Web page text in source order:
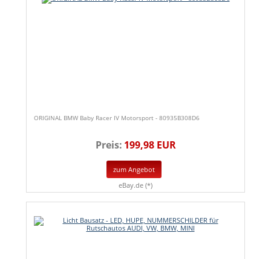
ORIGINAL BMW Baby Racer IV Motorsport - 80935B308D6
Preis: 199,98 EUR
zum Angebot
eBay.de (*)